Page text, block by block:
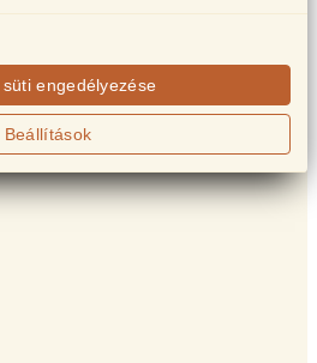
engedélyezése
Beállítások